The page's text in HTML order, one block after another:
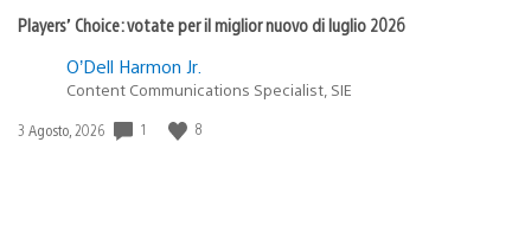
Players’ Choice: votate per il miglior nuovo di luglio 2026
O’Dell Harmon Jr.
Content Communications Specialist, SIE
Data
3 Agosto, 2026 1 8